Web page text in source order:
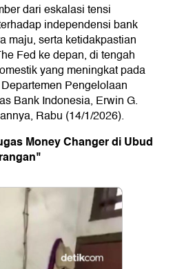
dari eskalasi tensi
independensi bank
maju, serta ketidakpastian
Fed ke depan, di tengah
yang meningkat pada
Pengelolaan
Bank Indonesia, Erwin G.
Rabu (14/1/2026).
Money Changer di Ubud